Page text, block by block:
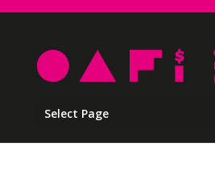
Select Page